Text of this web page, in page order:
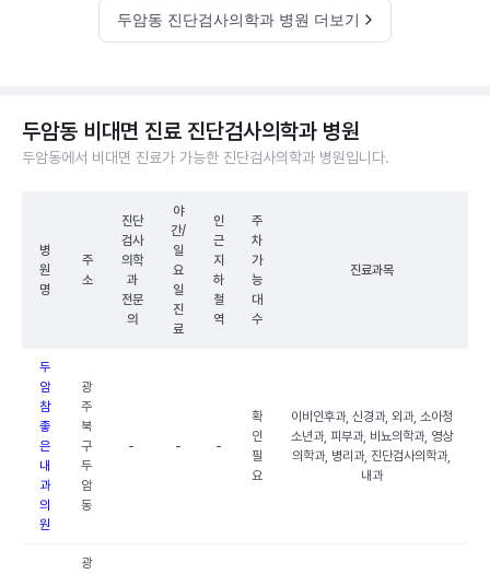
두암동 진단검사의학과 병원 더보기
두암동 비대면 진료 진단검사의학과 병원
두암동에서 비대면 진료가 가능한 진단검사의학과 병원입니다.
병
원
명
주
소
진단
검사
의학
과
전문
의
야
간/
일
요
일
진
료
인
근
지
하
철
역
주
차
가
능
대
수
진료과목
두
암
참
좋
은
내
과
의
원
광
주
북
구
두
암
동
- - -
확
인
필
요
이비인후과, 신경과, 외과, 소아청
소년과, 피부과, 비뇨의학과, 영상
의학과, 병리과, 진단검사의학과,
내과
광